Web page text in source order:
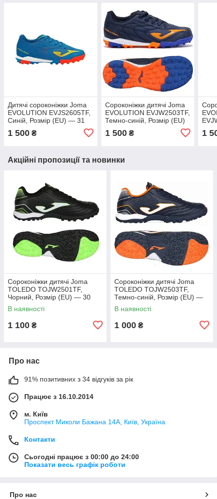
Дитячі сороконіжки Joma
EVOLUTION EVJS2605TF,
Синій, Розмір (EU) — 31
1 500 ₴
Сороконіжки дитячі Joma
EVOLUTION EVJW2503TF,
Темно-синій, Розмір (EU)
1 500₴ 1
Акційні пропозиції та новинки
Сороконіжки дитячі Joma
TOLEDO TOJW2501TF,
Чорний, Розмір (EU) — 30
В наявності
1 100 ₴
Сороконіжки дитячі Joma
TOLEDO TOJW2503TF,
Темно-синій, Розмір (EU) —
38
В наявності
1 000 ₴
Про нас
91% позитивних з 34 відгуків за рік
Працює з 16.10.2014
м. Київ
Проспект Миколи Бажана 14А, Київ, Україна
Контакти
Сьогодні працює з 00:00 до 24:00
Показати весь графік роботи
Про нас